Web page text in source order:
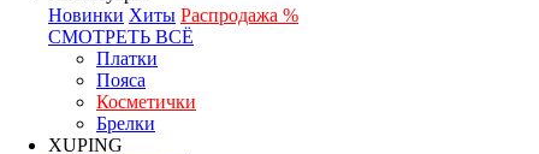
Новинки Хиты Распродажа %
СМОТРЕТЬ ВСЁ
Платки
Пояса
Косметички
Брелки
XUPING